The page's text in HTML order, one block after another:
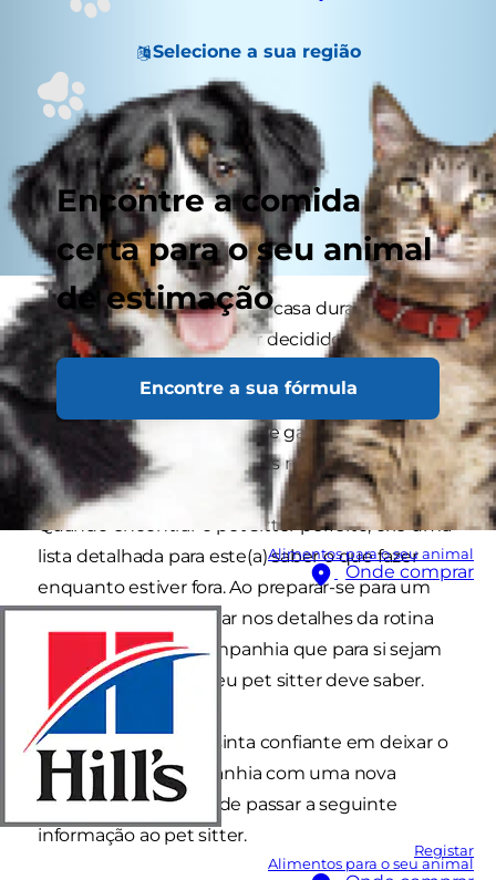
Selecione a sua região
Encontre a comida
certa para o seu animal
de estimação
Encontre a sua fórmula
Alimentos para o seu animal
Onde comprar
Registar
Alimentos para o seu animal
Se costuma estar longe de casa durante longos
períodos de tempo e tiver decidido não
inscrever o seu animal de companhia numa
creche para cães ou gatos, contratar um pet
sitter é uma ótima forma de garantir que o seu
melhor amigo está em boas mãos.
Quando encontrar o pet sitter perfeito, crie uma
lista detalhada para este(a) saber o que fazer
enquanto estiver fora. Ao preparar-se para um
pet sitter, tente pensar nos detalhes da rotina
do seu animal de companhia que para si sejam
naturais mas que o seu pet sitter deve saber.
Para ajudar a que se sinta confiante em deixar o
seu animal de companhia com uma nova
pessoa, certifique-se de passar a seguinte
informação ao pet sitter.